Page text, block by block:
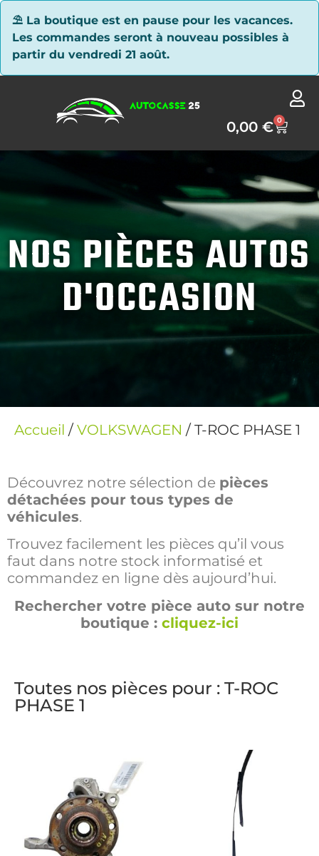
⛱ La boutique est en pause pour les vacances.
Les commandes seront à nouveau possibles à
partir du vendredi 21 août.
0,00€ 0
NOS PIÈCES AUTOS
D'OCCASION
Accueil / VOLKSWAGEN / T-ROC PHASE 1
Découvrez notre sélection de pièces
détachées pour tous types de
véhicules.
Trouvez facilement les pièces qu’il vous
faut dans notre stock informatisé et
commandez en ligne dès aujourd’hui.
Rechercher votre pièce auto sur notre
boutique : cliquez-ici
Toutes nos pièces pour : T-ROC
PHASE 1
Panneau de gestion des cookies